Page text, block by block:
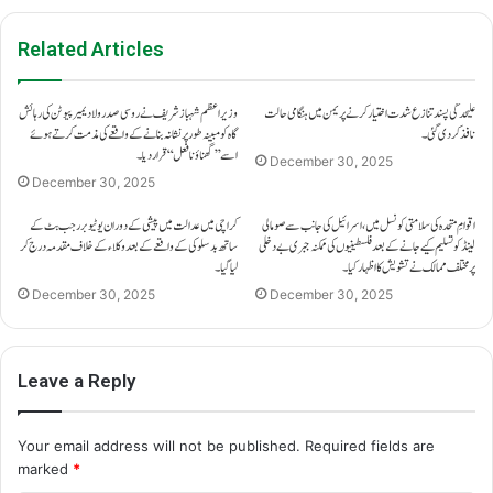
Related Articles
وزیراعظم شہباز شریف نے روسی صدر ولادیمیر پیوٹن کی رہائش
گاہ کو مبینہ طور پر نشانہ بنانے کے واقعے کی مذمت کرتے ہوئے
اسے ’’گھناؤنا فعل‘‘ قرار دیا۔
December 30, 2025
علیحدگی پسند تنازع شدت اختیار کرنے پر یمن میں ہنگامی حالت
نافذ کر دی گئی۔
December 30, 2025
کراچی میں عدالت میں پیشی کے دوران یوٹیوبر رجب بٹ کے
ساتھ بدسلوکی کے واقعے کے بعد وکلاء کے خلاف مقدمہ درج کر
لیا گیا۔
December 30, 2025
اقوامِ متحدہ کی سلامتی کونسل میں، اسرائیل کی جانب سے صومالی
لینڈ کو تسلیم کیے جانے کے بعد فلسطینیوں کی ممکنہ جبری بے دخلی
پر مختلف ممالک نے تشویش کا اظہار کیا۔
December 30, 2025
Leave a Reply
Your email address will not be published. Required fields are
marked *